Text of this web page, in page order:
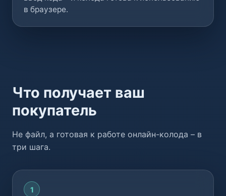
в браузере.
Что получает ваш
покупатель
Не файл, а готовая к работе онлайн-колода – в
три шага.
1